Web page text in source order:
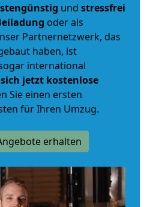
und stressfrei
oder als
Partnernetzwerk, das
haben, ist
international
sich jetzt kostenlose
Sie einen ersten
für Ihren Umzug.
erhalten